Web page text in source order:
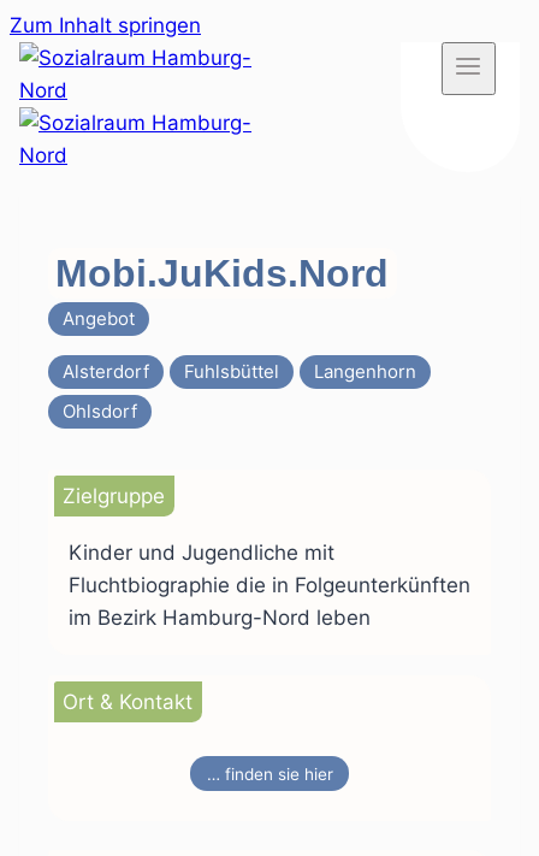
Zum Inhalt springen
Mobi.JuKids.Nord
Angebot
Alsterdorf Fuhlsbüttel
Langenhorn
Ohlsdorf
Zielgruppe
Kinder und Jugendliche mit
Fluchtbiographie die in Folgeunterkünften
im Bezirk Hamburg-Nord leben
Ort & Kontakt
… finden sie hier